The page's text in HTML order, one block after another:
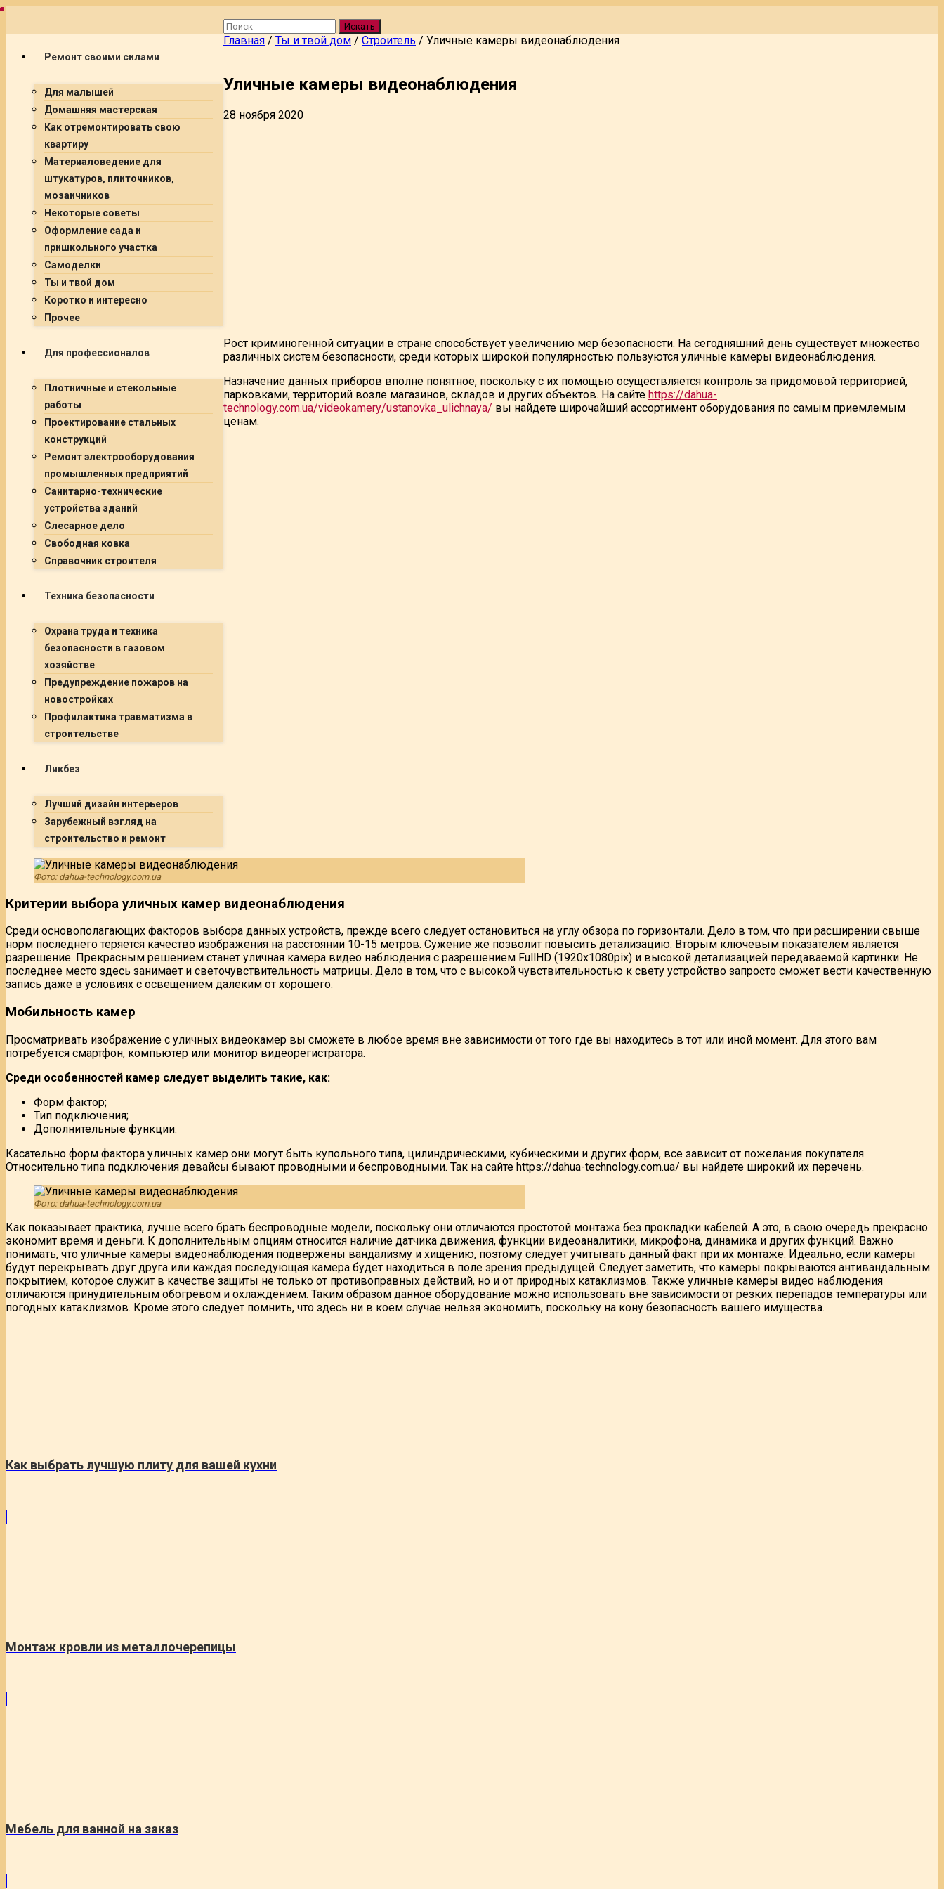
Ремонт своими силами
Для малышей
Домашняя мастерская
Как отремонтировать свою
квартиру
Материаловедение для
штукатуров, плиточников,
мозаичников
Некоторые советы
Оформление сада и
пришкольного участка
Самоделки
Ты и твой дом
Коротко и интересно
Прочее
Для профессионалов
Плотничные и стекольные
работы
Проектирование стальных
конструкций
Ремонт электрооборудования
промышленных предприятий
Санитарно-технические
устройства зданий
Слесарное дело
Свободная ковка
Справочник строителя
Техника безопасности
Охрана труда и техника
безопасности в газовом
хозяйстве
Предупреждение пожаров на
новостройках
Профилактика травматизма в
строительстве
Ликбез
Лучший дизайн интерьеров
Зарубежный взгляд на
строительство и ремонт
Искать
Главная / Ты и твой дом / Строитель / Уличные камеры видеонаблюдения
Уличные камеры видеонаблюдения
28 ноября 2020
Рост криминогенной ситуации в стране способствует увеличению мер безопасности. На сегодняшний день существует множество
различных систем безопасности, среди которых широкой популярностью пользуются уличные камеры видеонаблюдения.
Назначение данных приборов вполне понятное, поскольку с их помощью осуществляется контроль за придомовой территорией,
парковками, территорий возле магазинов, складов и других объектов. На сайте https://dahua-
technology.com.ua/videokamery/ustanovka_ulichnaya/ вы найдете широчайший ассортимент оборудования по самым приемлемым
ценам.
Фото: dahua-technology.com.ua
Критерии выбора уличных камер видеонаблюдения
Среди основополагающих факторов выбора данных устройств, прежде всего следует остановиться на углу обзора по горизонтали. Дело в том, что при расширении свыше
норм последнего теряется качество изображения на расстоянии 10-15 метров. Сужение же позволит повысить детализацию. Вторым ключевым показателем является
разрешение. Прекрасным решением станет уличная камера видео наблюдения с разрешением FullHD (1920x1080pix) и высокой детализацией передаваемой картинки. Не
последнее место здесь занимает и светочувствительность матрицы. Дело в том, что с высокой чувствительностью к свету устройство запросто сможет вести качественную
запись даже в условиях с освещением далеким от хорошего.
Мобильность камер
Просматривать изображение с уличных видеокамер вы сможете в любое время вне зависимости от того где вы находитесь в тот или иной момент. Для этого вам
потребуется смартфон, компьютер или монитор видеорегистратора.
Среди особенностей камер следует выделить такие, как:
Форм фактор;
Тип подключения;
Дополнительные функции.
Касательно форм фактора уличных камер они могут быть купольного типа, цилиндрическими, кубическими и других форм, все зависит от пожелания покупателя.
Относительно типа подключения девайсы бывают проводными и беспроводными. Так на сайте https://dahua-technology.com.ua/ вы найдете широкий их перечень.
Фото: dahua-technology.com.ua
Как показывает практика, лучше всего брать беспроводные модели, поскольку они отличаются простотой монтажа без прокладки кабелей. А это, в свою очередь прекрасно
экономит время и деньги. К дополнительным опциям относится наличие датчика движения, функции видеоаналитики, микрофона, динамика и других функций. Важно
понимать, что уличные камеры видеонаблюдения подвержены вандализму и хищению, поэтому следует учитывать данный факт при их монтаже. Идеально, если камеры
будут перекрывать друг друга или каждая последующая камера будет находиться в поле зрения предыдущей. Следует заметить, что камеры покрываются антивандальным
покрытием, которое служит в качестве защиты не только от противоправных действий, но и от природных катаклизмов. Также уличные камеры видео наблюдения
отличаются принудительным обогревом и охлаждением. Таким образом данное оборудование можно использовать вне зависимости от резких перепадов температуры или
погодных катаклизмов. Кроме этого следует помнить, что здесь ни в коем случае нельзя экономить, поскольку на кону безопасность вашего имущества.
Как выбрать лучшую плиту для вашей кухни
Монтаж кровли из металлочерепицы
Мебель для ванной на заказ